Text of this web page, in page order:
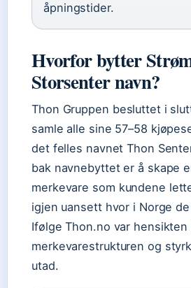
åpningstider.
Hvorfor bytter
Storsenter navn?
Thon Gruppen besluttet i
samle alle sine 57–58
det felles navnet Thon
bak navnebyttet er å skape
merkevare som kundene
igjen uansett hvor i Norge
Ifølge Thon.no var hensikten
merkevarestrukturen og
utad.